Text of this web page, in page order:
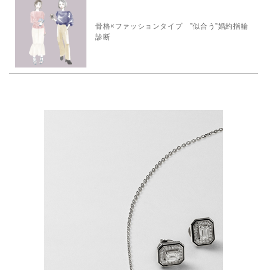
骨格×ファッションタイプ ”似合う”婚約指輪
診断